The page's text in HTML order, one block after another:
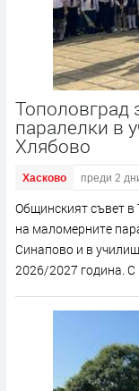
Тополовград
паралелки в
Хлябово
Хасково преди 2
Общинският съвет в
на маломерните
Синапово и в
2026/2027 година. С